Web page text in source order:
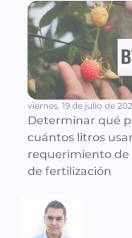
viernes, 19 de julio de
Determinar qué
cuántos litros
requerimiento de
de fertilización